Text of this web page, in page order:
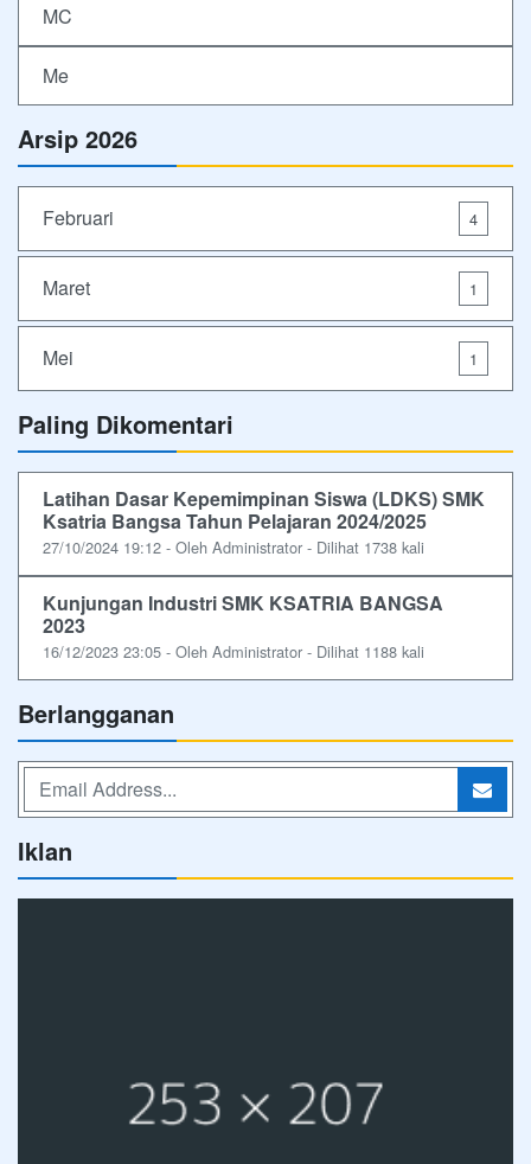
MC
Me
Arsip 2026
Februari 4
Maret 1
Mei 1
Paling Dikomentari
Latihan Dasar Kepemimpinan Siswa (LDKS) SMK
Ksatria Bangsa Tahun Pelajaran 2024/2025
27/10/2024 19:12 - Oleh Administrator - Dilihat 1738 kali
Kunjungan Industri SMK KSATRIA BANGSA
2023
16/12/2023 23:05 - Oleh Administrator - Dilihat 1188 kali
Berlangganan
Iklan